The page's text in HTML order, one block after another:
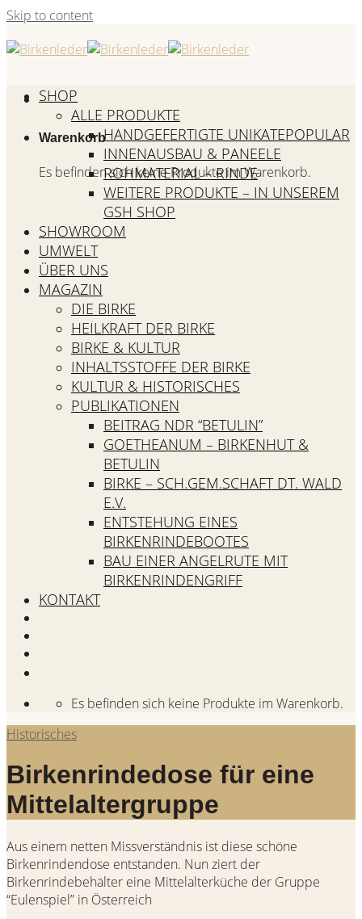
Skip to content
Warenkorb
Es befinden sich keine Produkte im Warenkorb.
SHOP
ALLE PRODUKTE
HANDGEFERTIGTE UNIKATE
INNENAUSBAU & PANEELE
ROHMATERIAL – RINDE
WEITERE PRODUKTE – IN UNSEREM
GSH SHOP
SHOWROOM
UMWELT
ÜBER UNS
MAGAZIN
DIE BIRKE
HEILKRAFT DER BIRKE
BIRKE & KULTUR
INHALTSSTOFFE DER BIRKE
KULTUR & HISTORISCHES
PUBLIKATIONEN
BEITRAG NDR “BETULIN”
GOETHEANUM – BIRKENHUT &
BETULIN
BIRKE – SCH.GEM.SCHAFT DT. WALD
E.V.
ENTSTEHUNG EINES
BIRKENRINDEBOOTES
BAU EINER ANGELRUTE MIT
BIRKENRINDENGRIFF
KONTAKT
Es befinden sich keine Produkte im Warenkorb.
Historisches
Birkenrindedose für eine
Mittelaltergruppe
Aus einem netten Missverständnis ist diese schöne
Birkenrindendose entstanden. Nun ziert der
Birkenrindebehälter eine Mittelalterküche der Gruppe
“Eulenspiel” in Österreich